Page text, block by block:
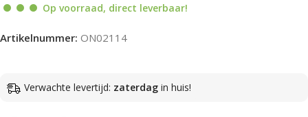
Op voorraad, direct leverbaar!
Artikelnummer: ON02114
Verwachte levertijd: zaterdag in huis!